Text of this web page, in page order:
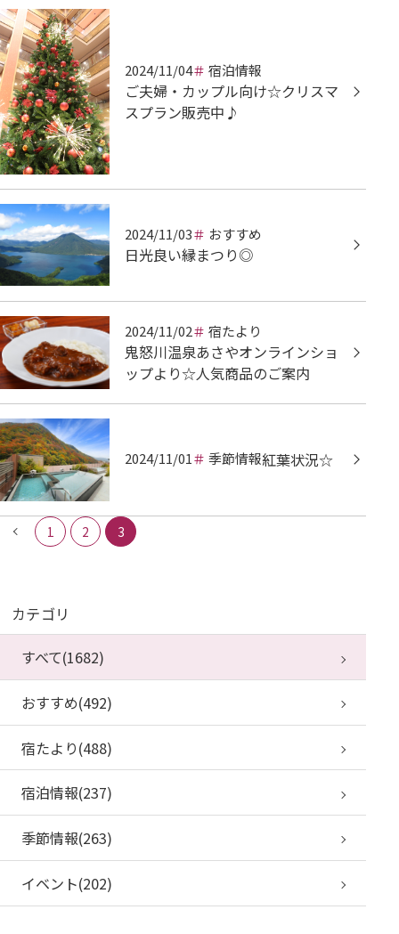
2024/11/04 宿泊情報
ご夫婦・カップル向け☆クリスマ
スプラン販売中♪
2024/11/03 おすすめ
日光良い縁まつり◎
2024/11/02 宿たより
鬼怒川温泉あさやオンラインショ
ップより☆人気商品のご案内
2024/11/01 季節情報紅葉状況☆
1 2 3
カテゴリ
すべて(1682)
おすすめ(492)
宿たより(488)
宿泊情報(237)
季節情報(263)
イベント(202)